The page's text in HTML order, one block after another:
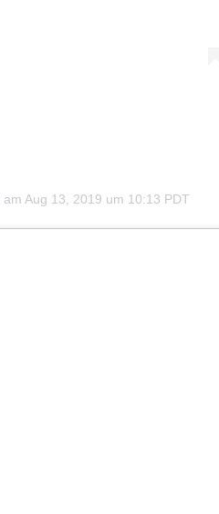
am Aug 13, 2019 um 10:13 PDT